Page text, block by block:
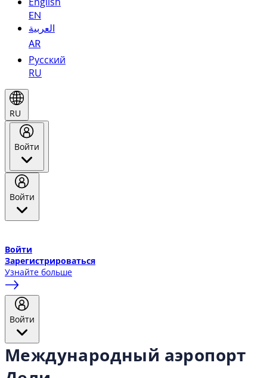
EN
العربية
AR
Русский
RU
RU
Войти
Войти
Войти
Зарегистрироваться
Узнайте больше
Войти
Международный аэропорт